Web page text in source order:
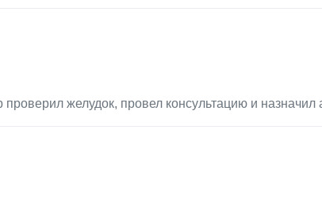
желудок, провел консультацию и назначил